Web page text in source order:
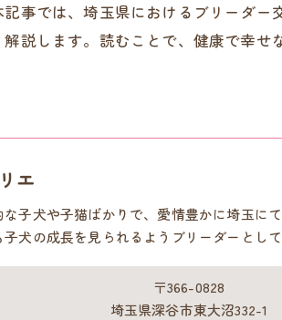
事では、埼玉県におけるブリーダ
説します。読むことで、健康で幸
エ
子犬や子猫ばかりで、愛情豊かに埼玉
犬の成長を見られるようブリーダーとして
〒366-0828
埼玉県深谷市東大沼332-1